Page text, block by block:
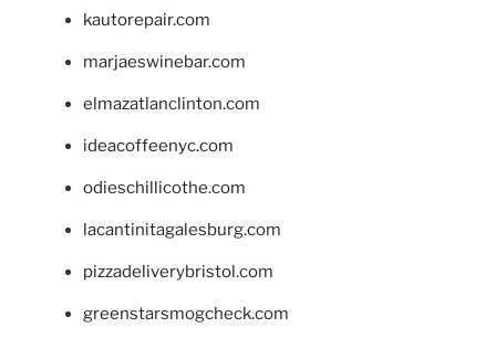
kautorepair.com
marjaeswinebar.com
elmazatlanclinton.com
ideacoffeenyc.com
odieschillicothe.com
lacantinitagalesburg.com
pizzadeliverybristol.com
greenstarsmogcheck.com